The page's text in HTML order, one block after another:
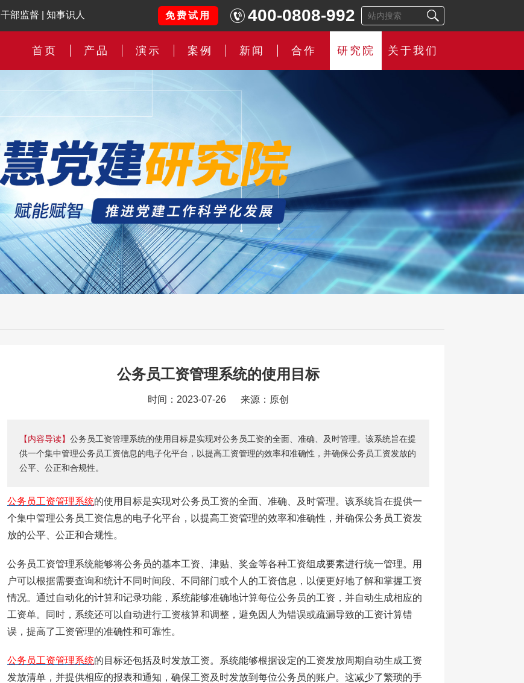
干部监督 知事识人 免费试用 400-0808-992
首页 产品 演示 案例 新闻 合作 研究院 关于我们
公务员工资管理系统的使用目标
时间：2023-07-26 来源：原创
【内容导读】 公务员工资管理系统的使用目标是实现对公务员工资的全面、准确、及时管理。该系统旨在提
供一个集中管理公务员工资信息的电子化平台，以提高工资管理的效率和准确性，并确保公务员工资发放的
公平、公正和合规性。
公务员工资管理系统的使用目标是实现对公务员工资的全面、准确、及时管理。该系统旨在提供一
个集中管理公务员工资信息的电子化平台，以提高工资管理的效率和准确性，并确保公务员工资发
放的公平、公正和合规性。
公务员工资管理系统能够将公务员的基本工资、津贴、奖金等各种工资组成要素进行统一管理。用
户可以根据需要查询和统计不同时间段、不同部门或个人的工资信息，以便更好地了解和掌握工资
情况。通过自动化的计算和记录功能，系统能够准确地计算每位公务员的工资，并自动生成相应的
工资单。同时，系统还可以自动进行工资核算和调整，避免因人为错误或疏漏导致的工资计算错
误，提高了工资管理的准确性和可靠性。
公务员工资管理系统的目标还包括及时发放工资。系统能够根据设定的工资发放周期自动生成工资
发放清单，并提供相应的报表和通知，确保工资及时发放到每位公务员的账户。这减少了繁琐的手